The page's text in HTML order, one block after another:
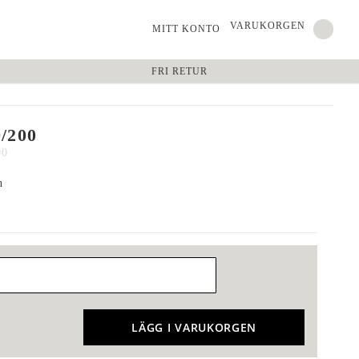
MITT KONTO VARUKORGEN
FRI RETUR
200
LÄGG I VARUKORGEN